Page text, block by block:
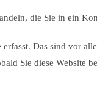
die Sie in ein
Das sind vor
Sie diese Website